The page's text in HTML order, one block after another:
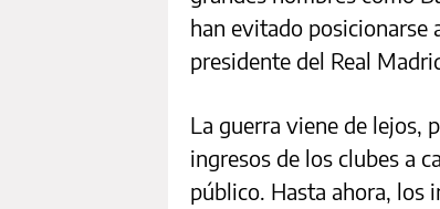
han evitado posicionarse
presidente del Real
La guerra viene de lejos,
ingresos de los clubes a
público. Hasta ahora, los